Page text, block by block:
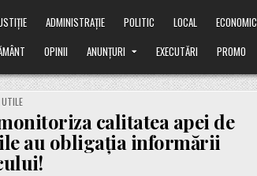
ADMINISTRAȚIE POLITIC LOCAL ECONOMIC
OPINII ANUNȚURI EXECUTĂRI PROMO
,UTILE
calitatea apei de
au obligația informării